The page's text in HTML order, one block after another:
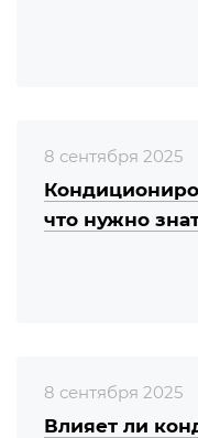
8 сентября 2025
что нужно
8 сентября 2025
Влияет ли